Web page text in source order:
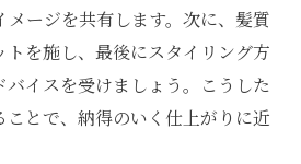
ージを共有します。次に、髪質
を施し、最後にスタイリング方
イスを受けましょう。こうした
とで、納得のいく仕上がりに近